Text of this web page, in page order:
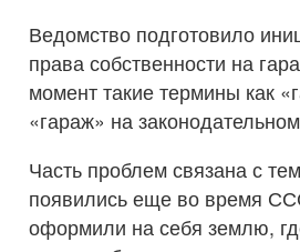
Ведомство подготовило
права собственности на
момент такие термины как
«гараж» на
Часть проблем связана с
появились еще во время
оформили на себя землю,